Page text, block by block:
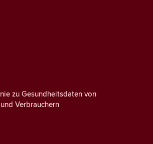
zu Gesundheitsdaten von
Verbrauchern